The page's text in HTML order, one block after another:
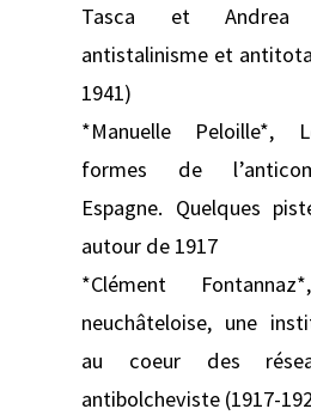
Tasca et Andrea
antistalinisme et
1941)
*Manuelle Peloille*,
formes de
Espagne. Quelques
autour de 1917
*Clément
neuchâteloise, une
au coeur des
antibolcheviste (1917-